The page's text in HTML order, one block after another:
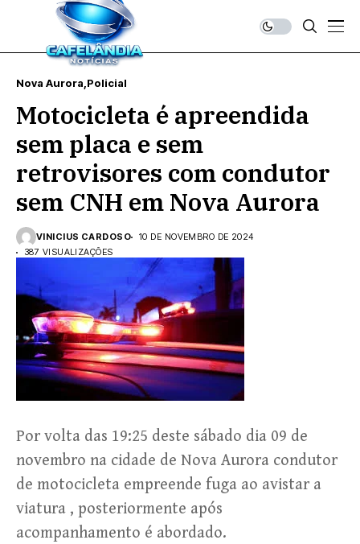
Nova Aurora Policial
Motocicleta é apreendida
sem placa e sem
retrovisores com condutor
sem CNH em Nova Aurora
VINICIUS CARDOSO
10 DE NOVEMBRO DE 2024
387 VISUALIZAÇÕES
Por volta das 19:25 deste sábado dia 09 de
novembro na cidade de Nova Aurora condutor
de motocicleta empreende fuga ao avistar a
viatura , posteriormente após
acompanhamento é abordado.